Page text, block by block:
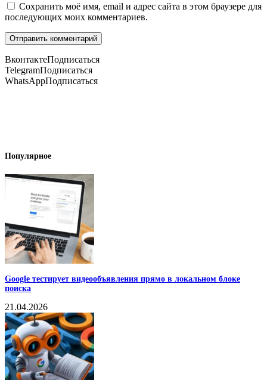
Сохранить моё имя, email и адрес сайта в этом браузере для
последующих моих комментариев.
ВконтактеПодписаться
TelegramПодписаться
WhatsAppПодписаться
Популярное
Google тестирует видеообъявления прямо в локальном блоке
поиска
21.04.2026